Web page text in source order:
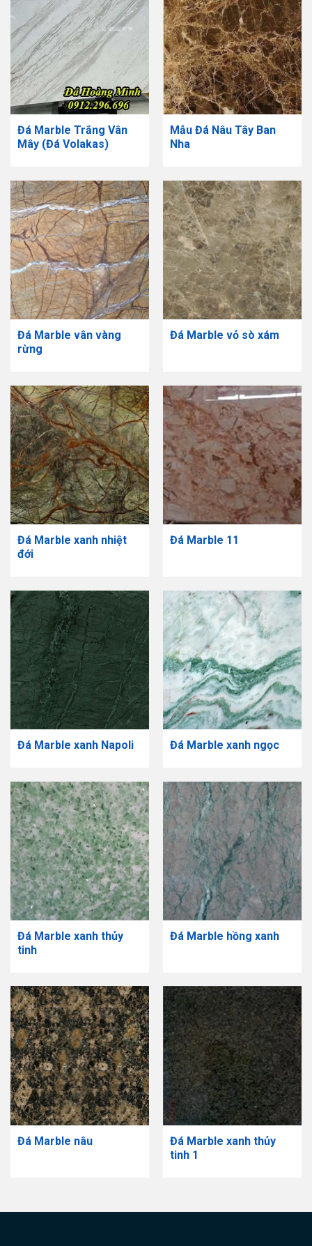
Đá Marble Trắng Vân
Mây (Đá Volakas)
Mẫu Đá Nâu Tây Ban
Nha
Đá Marble vân vàng
rừng
Đá Marble vỏ sò xám
Đá Marble xanh nhiệt
đới
Đá Marble 11
Đá Marble xanh Napoli Đá Marble xanh ngọc
Đá Marble xanh thủy
tinh
Đá Marble hồng xanh
Đá Marble nâu
Đá Marble xanh thủy
tinh 1